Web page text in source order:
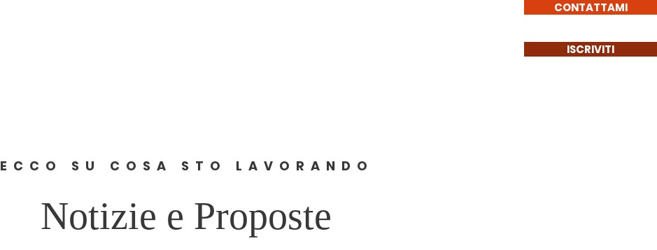
CONTATTAMI
ISCRIVITI
ECCO SU COSA STO LAVORANDO
Notizie e Proposte